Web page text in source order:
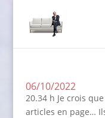
06/10/2022
20.34 h Je crois
articles en page…